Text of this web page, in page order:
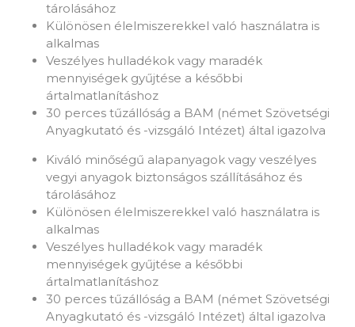
tárolásához
Különösen élelmiszerekkel való használatra is
alkalmas
Veszélyes hulladékok vagy maradék
mennyiségek gyűjtése a későbbi
ártalmatlanításhoz
30 perces tűzállóság a BAM (német Szövetségi
Anyagkutató és -vizsgáló Intézet) által igazolva
Kiváló minőségű alapanyagok vagy veszélyes
vegyi anyagok biztonságos szállításához és
tárolásához
Különösen élelmiszerekkel való használatra is
alkalmas
Veszélyes hulladékok vagy maradék
mennyiségek gyűjtése a későbbi
ártalmatlanításhoz
30 perces tűzállóság a BAM (német Szövetségi
Anyagkutató és -vizsgáló Intézet) által igazolva